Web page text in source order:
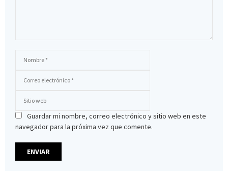
Guardar mi nombre, correo electrónico y sitio web en este
navegador para la próxima vez que comente.